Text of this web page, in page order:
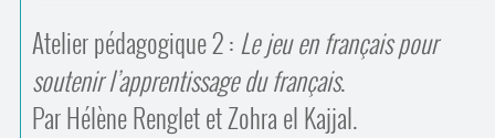
Atelier pédagogique 2 : Le jeu en français pour
soutenir l’apprentissage du français.
Par Hélène Renglet et Zohra el Kajjal.